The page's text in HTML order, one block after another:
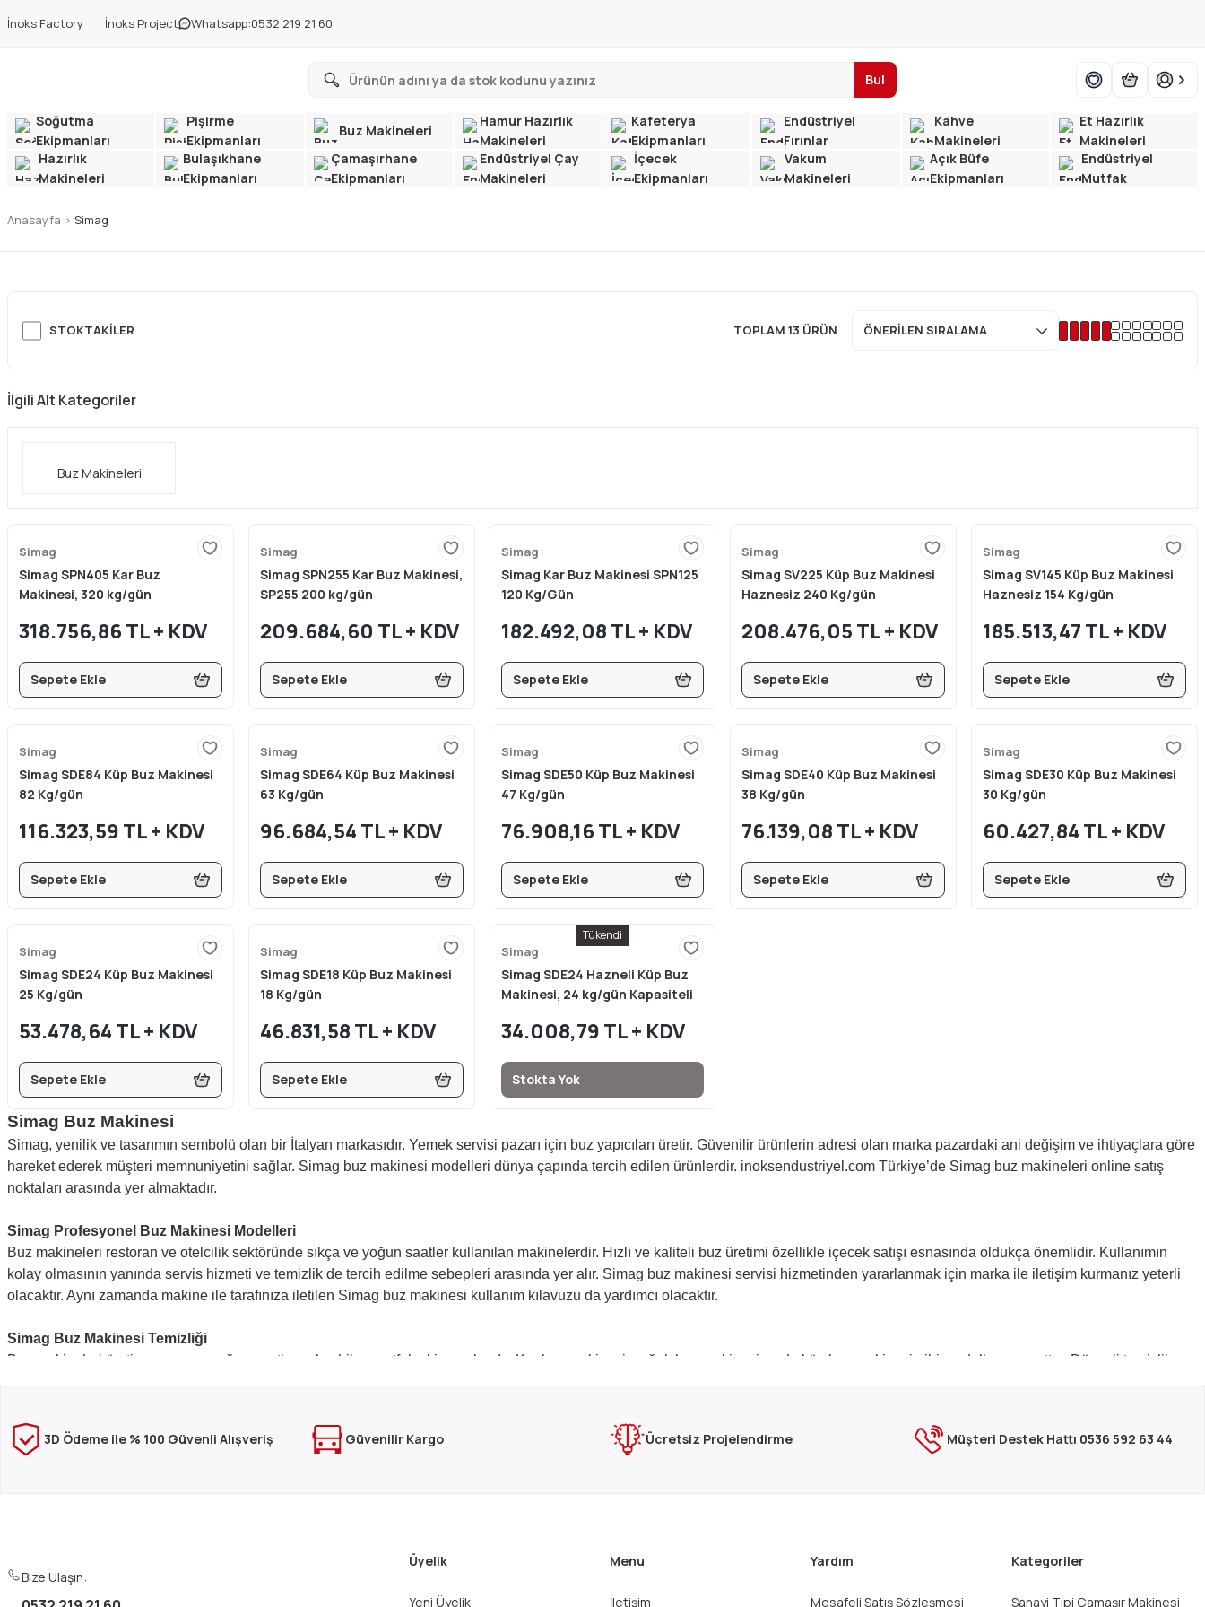
İnoks Factory İnoks Project Whatsapp:0532 219 21 60
Bul
Soğutma
Ekipmanları
Pişirme
Ekipmanları
Buz Makineleri
Hamur Hazırlık
Makineleri
Kafeterya
Ekipmanları
Endüstriyel
Fırınlar
Kahve
Makineleri
Et Hazırlık
Makineleri
Hazırlık
Makineleri
Bulaşıkhane
Ekipmanları
Çamaşırhane
Ekipmanları
Endüstriyel Çay
Makineleri
İçecek
Ekipmanları
Vakum
Makineleri
Açık Büfe
Ekipmanları
Endüstriyel
Mutfak
Anasayfa Simag
STOKTAKILER TOPLAM 13 ÜRÜN
İlgili Alt Kategoriler
Buz Makineleri
Simag
Simag SPN405 Kar Buz
Makinesi, 320 kg/gün
318.756,86 TL + KDV
Sepete Ekle
Simag
Simag SPN255 Kar Buz Makinesi,
SP255 200 kg/gün
209.684,60 TL + KDV
Sepete Ekle
Simag
Simag Kar Buz Makinesi SPN125
120 Kg/Gün
182.492,08 TL + KDV
Sepete Ekle
Simag
Simag SV225 Küp Buz Makinesi
Haznesiz 240 Kg/gün
208.476,05 TL + KDV
Sepete Ekle
Simag
Simag SV145 Küp Buz Makinesi
Haznesiz 154 Kg/gün
185.513,47 TL + KDV
Sepete Ekle
Simag
Simag SDE84 Küp Buz Makinesi
82 Kg/gün
116.323,59 TL + KDV
Sepete Ekle
Simag
Simag SDE64 Küp Buz Makinesi
63 Kg/gün
96.684,54 TL + KDV
Sepete Ekle
Simag
Simag SDE50 Küp Buz Makinesi
47 Kg/gün
76.908,16 TL + KDV
Sepete Ekle
Simag
Simag SDE40 Küp Buz Makinesi
38 Kg/gün
76.139,08 TL + KDV
Sepete Ekle
Simag
Simag SDE30 Küp Buz Makinesi
30 Kg/gün
60.427,84 TL + KDV
Sepete Ekle
Simag
Simag SDE24 Küp Buz Makinesi
25 Kg/gün
53.478,64 TL + KDV
Sepete Ekle
Simag
Simag SDE18 Küp Buz Makinesi
18 Kg/gün
46.831,58 TL + KDV
Sepete Ekle
Tükendi
Simag
Simag SDE24 Hazneli Küp Buz
Makinesi, 24 kg/gün Kapasiteli
34.008,79 TL + KDV
Stokta Yok
Simag Buz Makinesi
Simag, yenilik ve tasarımın sembolü olan bir İtalyan markasıdır. Yemek servisi pazarı için buz yapıcıları üretir. Güvenilir ürünlerin adresi olan marka pazardaki ani değişim ve ihtiyaçlara göre
hareket ederek müşteri memnuniyetini sağlar. Simag buz makinesi modelleri dünya çapında tercih edilen ürünlerdir. inoksendustriyel.com Türkiye’de Simag buz makineleri online satış
noktaları arasında yer almaktadır.
Simag Profesyonel Buz Makinesi Modelleri
Buz makineleri restoran ve otelcilik sektöründe sıkça ve yoğun saatler kullanılan makinelerdir. Hızlı ve kaliteli buz üretimi özellikle içecek satışı esnasında oldukça önemlidir. Kullanımın
kolay olmasının yanında servis hizmeti ve temizlik de tercih edilme sebepleri arasında yer alır. Simag buz makinesi servisi hizmetinden yararlanmak için marka ile iletişim kurmanız yeterli
olacaktır. Aynı zamanda makine ile tarafınıza iletilen Simag buz makinesi kullanım kılavuzu da yardımcı olacaktır.
Simag Buz Makinesi Temizliği
Buz makineleri üretim yapan ve yoğun saatler çalışabilen mutfak ekipmanlarıdır. Kar buz makinesi, soğuk buz makinesi ya da küp buz makinesi gibi modeller mevcuttur. Düzenli temizlik ve
Simag Buz Makinası Fiyatları
Simag buz makinesi modelleri
3D Ödeme ile % 100 Güvenli Alışveriş Güvenilir Kargo Ücretsiz Projelendirme Müşteri Destek Hattı 0536 592 63 44
Bize Ulaşın:
Üyelik
Yeni Üyelik
Menu
İletişim
Yardım
Mesafeli Satış Sözleşmesi
Kategoriler
Sanayi Tipi Çamaşır Makinesi